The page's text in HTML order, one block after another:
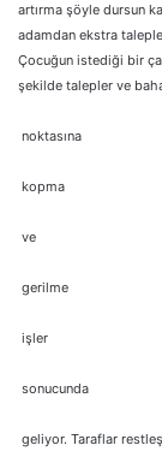
artırma şöyle dursun
adamdan ekstra
Çocuğun istediği bir
şekilde talepler ve
noktasına
kopma
ve
gerilme
işler
sonucunda
geliyor. Taraflar